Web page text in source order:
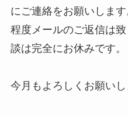
にご連絡をお願いしま
程度メールのご返信は
談は完全にお休みです。
今月もよろしくお願いし